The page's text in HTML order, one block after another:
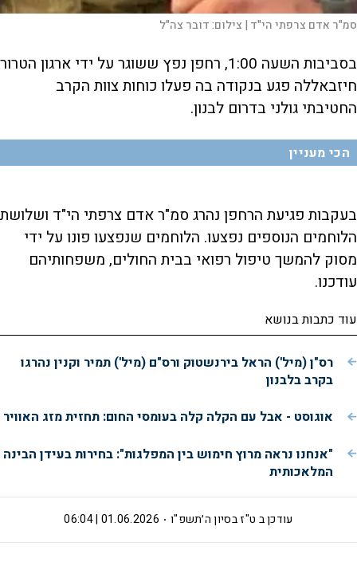
סמ"ר אדם צרפתי הי"ד | צילום:דובר צה"ל
בסביבות השעה 1:00, רחפן נפץ ששוגר על ידי ארגון הטרור
חיזבאללה פגע בנקודה בה פעלו כוחות צוות הקרב
החטיבתי גולני בדרום לבנון.
הכי מעניין
בעקבות פגיעת הרחפן נהרג סמ"ר אדם צרפתי הי"ד ושלושת
הלוחמים הנוספים נפצעו. הלוחמים שנפצעו פונו על ידי
מסוק להמשך טיפול רפואי בבית החולים, משפחותיהם
עודכנו.
עוד כתבות בנושא
רס"ן (מיל') הראל בירנשטוק ורס"ם (מיל') תמיר וקנין נהרגו
בקרב בלבנון
אוגוסט - אבל עם הקלה קלה בעומסי החום: תחזית מזג האוויר
"אנחנו נראה מרוץ חימוש בין המפלגות": בחירות בעידן הבינה
המלאכותית
ט"ז בסיון ה׳תשפ"ו 01.06.2026 | 06:04 עודכן ב